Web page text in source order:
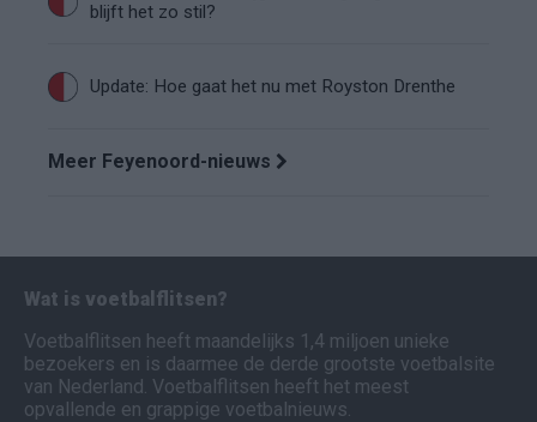
blijft het zo stil?
Update: Hoe gaat het nu met Royston Drenthe
Meer Feyenoord-nieuws
Wat is voetbalflitsen?
Voetbalflitsen heeft maandelijks 1,4 miljoen unieke
bezoekers en is daarmee de derde grootste voetbalsite
van Nederland. Voetbalflitsen heeft het meest
opvallende en grappige voetbalnieuws.